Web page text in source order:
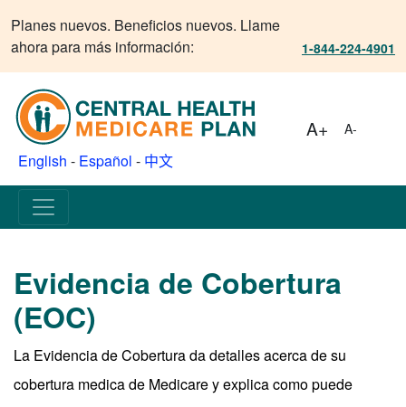
Planes nuevos. Beneficios nuevos. Llame
ahora para más información:
1-844-224-4901
English - Español - 中文
A+ A-
Evidencia de Cobertura
(EOC)
La Evidencia de Cobertura da detalles acerca de su
cobertura medica de Medicare y explica como puede